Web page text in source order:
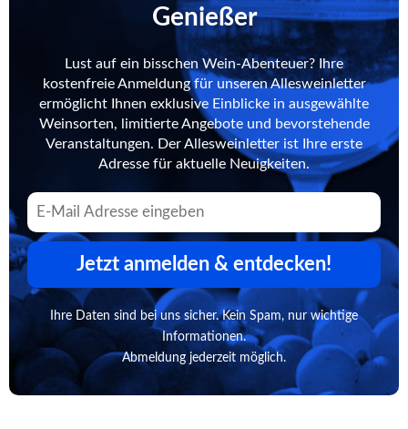
Genießer
Lust auf ein bisschen Wein-Abenteuer? Ihre
kostenfreie Anmeldung für unseren Allesweinletter
ermöglicht Ihnen exklusive Einblicke in ausgewählte
Weinsorten, limitierte Angebote und bevorstehende
Veranstaltungen. Der Allesweinletter ist Ihre erste
Adresse für aktuelle Neuigkeiten.
Jetzt anmelden & entdecken!
Ihre Daten sind bei uns sicher. Kein Spam, nur wichtige
Informationen.
Abmeldung jederzeit möglich.